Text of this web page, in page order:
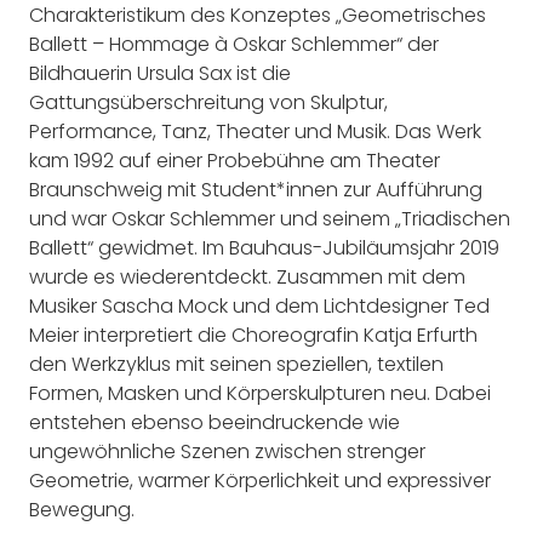
Charakteristikum des Konzeptes „Geometrisches
Ballett – Hommage à Oskar Schlemmer“ der
Bildhauerin Ursula Sax ist die
Gattungsüberschreitung von Skulptur,
Performance, Tanz, Theater und Musik. Das Werk
kam 1992 auf einer Probebühne am Theater
Braunschweig mit Student*innen zur Aufführung
und war Oskar Schlemmer und seinem „Triadischen
Ballett“ gewidmet. Im Bauhaus-Jubiläumsjahr 2019
wurde es wiederentdeckt. Zusammen mit dem
Musiker Sascha Mock und dem Lichtdesigner Ted
Meier interpretiert die Choreografin Katja Erfurth
den Werkzyklus mit seinen speziellen, textilen
Formen, Masken und Körperskulpturen neu. Dabei
entstehen ebenso beeindruckende wie
ungewöhnliche Szenen zwischen strenger
Geometrie, warmer Körperlichkeit und expressiver
Bewegung.